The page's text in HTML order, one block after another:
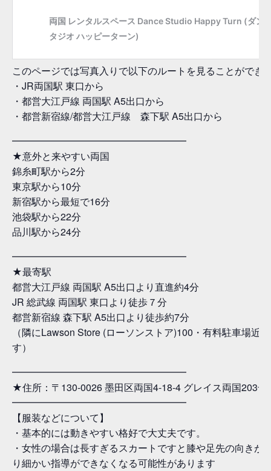
このページでは写真入りで以下のルートを見ることができ
・JR両国駅 東口から
・都営大江戸線 両国駅 A5出口から
・都営新宿線/都営大江戸線 森下駅 A5出口から
━━━━━━━━━━━━━━━━━━
★意外と来やすい両国
錦糸町駅から2分
東京駅から10分
新宿駅から最短で16分
池袋駅から22分
品川駅から24分
━━━━━━━━━━━━━━━━━━
★最寄駅
都営大江戸線 両国駅 A5出口より直進約4分
JR 総武線 両国駅 東口より徒歩７分
都営新宿線 森下駅 A5出口より徒歩約7分
（隣にLawson Store (ローソンストア)100・有料駐車場近
す）
━━━━━━━━━━━━━━━━━━
★住所：〒130-0026 墨田区両国4-18-4 グレイス両国203号
━━━━━━━━━━━━━━━━━━
【服装などについて】
・基本的には動きやすい格好で大丈夫です。
・女性の場合は長すぎるスカートですと膝や足先の向きが
り細かい指導ができなくなる可能性があります